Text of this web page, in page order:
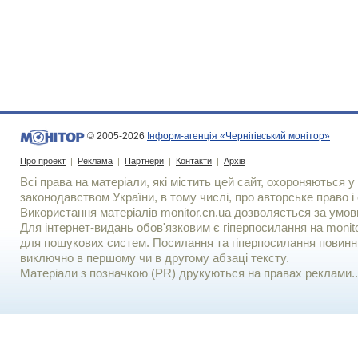
© 2005-2026 Інформ-агенція «Чернігівський монітор»
Про проект | Реклама | Партнери | Контакти | Архів
Всі права на матеріали, які містить цей сайт, охороняються у
законодавством України, в тому числі, про авторське право і
Використання матерiалiв monitor.cn.ua дозволяється за
Для iнтернет-видань обов'язковим є гiперпосилання на
для пошукових систем. Посилання та гіперпосилання
виключно в першому чи в другому абзаці тексту.
Матеріали з позначкою (PR) друкуються на правах реклами..